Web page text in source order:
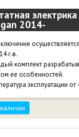
2014-
г.в.
комплект
ее особенностей.
эксплуатации от